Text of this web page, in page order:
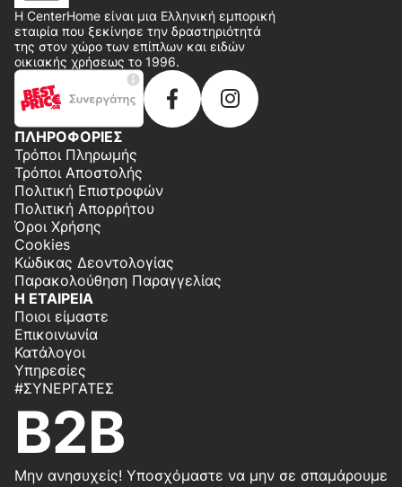
Η CenterHome είναι μια Ελληνική εμπορική
εταιρία που ξεκίνησε την δραστηριότητά
της στον χώρο των επίπλων και ειδών
οικιακής χρήσεως το 1996.
ΠΛΗΡΟΦΟΡΙΕΣ
Τρόποι Πληρωμής
Τρόποι Αποστολής
Πολιτική Επιστροφών
Πολιτική Απορρήτου
Όροι Χρήσης
Cookies
Κώδικας Δεοντολογίας
Παρακολούθηση Παραγγελίας
Η ΕΤΑΙΡΕΙΑ
Ποιοι είμαστε
Επικοινωνία
Κατάλογοι
Υπηρεσίες
#ΣΥΝΕΡΓΆΤΕΣ
B2B
Μην ανησυχείς! Υποσχόμαστε να μην σε σπαμάρουμε